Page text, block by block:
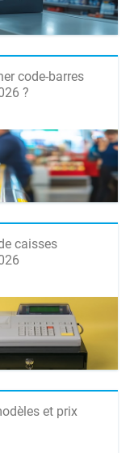
code-barres
?
caisses
et prix